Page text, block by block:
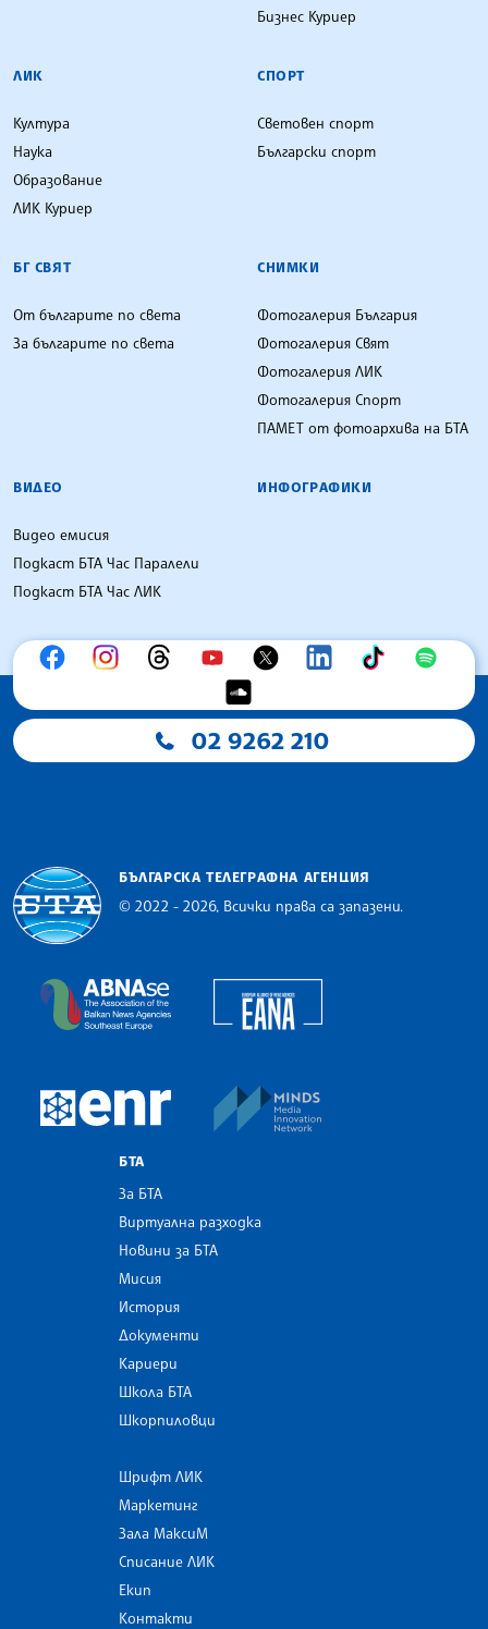
Бизнес Куриер
ЛИК
Култура
Наука
Образование
ЛИК Куриер
СПОРТ
Световен спорт
Български спорт
БГ СВЯТ
От българите по света
За българите по света
СНИМКИ
Фотогалерия България
Фотогалерия Свят
Фотогалерия ЛИК
Фотогалерия Спорт
ПАМЕТ от фотоархива на БТА
ВИДЕО
Видео емисия
Подкаст БТА Час Паралели
Подкаст БТА Час ЛИК
ИНФОГРАФИКИ
02 9262 210
БЪЛГАРСКА ТЕЛЕГРАФНА АГЕНЦИЯ
© 2022 - 2026, Всички права са запазени.
The Assocoation of the Balkan News Agencies
European Newsroom
БТА
За БТА
Виртуална разходка
Новини за БТА
Мисия
История
Документи
Кариери
Школа БТА
Шкорпиловци
Шрифт ЛИК
Маркетинг
Зала МаксиМ
Списание ЛИК
Екип
Контакти